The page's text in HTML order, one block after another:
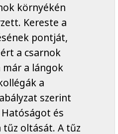
környékén
Kereste a
pontját,
a csarnok
a lángok
a
szerint
és
tűz oltását. A tűz